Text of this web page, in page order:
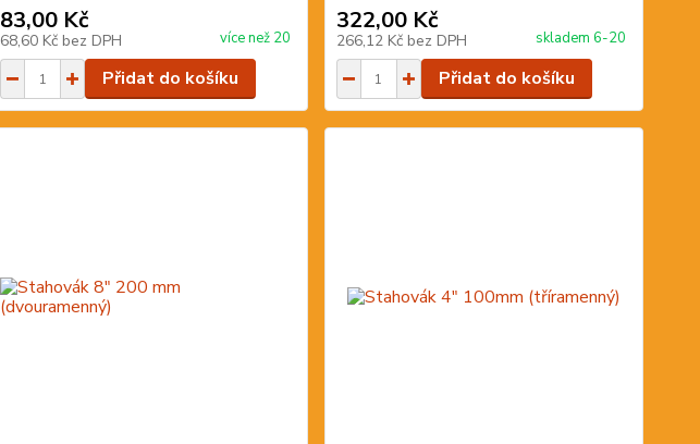
83,00 Kč
68,60 Kč bez DPH více než 20
Přidat do košíku
322,00 Kč
266,12 Kč bez DPH skladem 6-20
Přidat do košíku